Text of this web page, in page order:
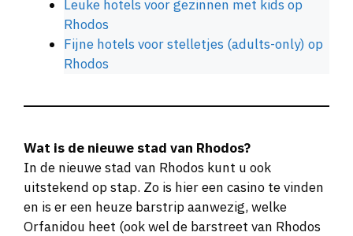
Leuke hotels voor gezinnen met kids op
Rhodos
Fijne hotels voor stelletjes (adults-only) op
Rhodos
Wat is de nieuwe stad van Rhodos?
In de nieuwe stad van Rhodos kunt u ook
uitstekend op stap. Zo is hier een casino te vinden
en is er een heuze barstrip aanwezig, welke
Orfanidou heet (ook wel de barstreet van Rhodos